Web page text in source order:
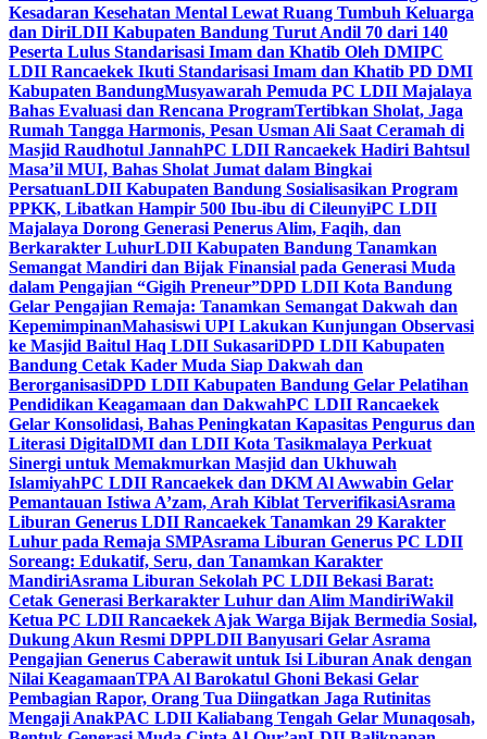
Kesadaran Kesehatan Mental Lewat Ruang Tumbuh Keluarga
dan DiriLDII Kabupaten Bandung Turut Andil 70 dari 140
Peserta Lulus Standarisasi Imam dan Khatib Oleh DMIPC
LDII Rancaekek Ikuti Standarisasi Imam dan Khatib PD DMI
Kabupaten BandungMusyawarah Pemuda PC LDII Majalaya
Bahas Evaluasi dan Rencana ProgramTertibkan Sholat, Jaga
Rumah Tangga Harmonis, Pesan Usman Ali Saat Ceramah di
Masjid Raudhotul JannahPC LDII Rancaekek Hadiri Bahtsul
Masa’il MUI, Bahas Sholat Jumat dalam Bingkai
PersatuanLDII Kabupaten Bandung Sosialisasikan Program
PPKK, Libatkan Hampir 500 Ibu-ibu di CileunyiPC LDII
Majalaya Dorong Generasi Penerus Alim, Faqih, dan
Berkarakter LuhurLDII Kabupaten Bandung Tanamkan
Semangat Mandiri dan Bijak Finansial pada Generasi Muda
dalam Pengajian “Gigih Preneur”DPD LDII Kota Bandung
Gelar Pengajian Remaja: Tanamkan Semangat Dakwah dan
KepemimpinanMahasiswi UPI Lakukan Kunjungan Observasi
ke Masjid Baitul Haq LDII SukasariDPD LDII Kabupaten
Bandung Cetak Kader Muda Siap Dakwah dan
BerorganisasiDPD LDII Kabupaten Bandung Gelar Pelatihan
Pendidikan Keagamaan dan DakwahPC LDII Rancaekek
Gelar Konsolidasi, Bahas Peningkatan Kapasitas Pengurus dan
Literasi DigitalDMI dan LDII Kota Tasikmalaya Perkuat
Sinergi untuk Memakmurkan Masjid dan Ukhuwah
IslamiyahPC LDII Rancaekek dan DKM Al Awwabin Gelar
Pemantauan Istiwa A’zam, Arah Kiblat TerverifikasiAsrama
Liburan Generus LDII Rancaekek Tanamkan 29 Karakter
Luhur pada Remaja SMPAsrama Liburan Generus PC LDII
Soreang: Edukatif, Seru, dan Tanamkan Karakter
MandiriAsrama Liburan Sekolah PC LDII Bekasi Barat:
Cetak Generasi Berkarakter Luhur dan Alim MandiriWakil
Ketua PC LDII Rancaekek Ajak Warga Bijak Bermedia Sosial,
Dukung Akun Resmi DPPLDII Banyusari Gelar Asrama
Pengajian Generus Caberawit untuk Isi Liburan Anak dengan
Nilai KeagamaanTPA Al Barokatul Ghoni Bekasi Gelar
Pembagian Rapor, Orang Tua Diingatkan Jaga Rutinitas
Mengaji AnakPAC LDII Kaliabang Tengah Gelar Munaqosah,